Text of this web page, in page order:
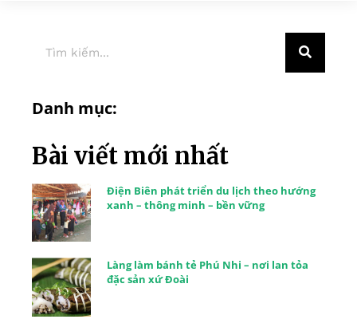
Danh mục:
Bài viết mới nhất
Điện Biên phát triển du lịch theo hướng
xanh – thông minh – bền vững
Làng làm bánh tẻ Phú Nhi – nơi lan tỏa
đặc sản xứ Đoài